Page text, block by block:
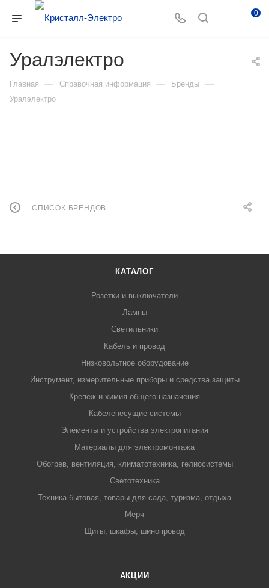
0
Уралэлектро
Главная — Справочная информация — Бренды —
Уралэлектро
СПИСОК БРЕНДОВ
КАТАЛОГ
Розетки и выключатели
Лампы
Светильники
Кабель и провод
Низковольтное оборудование
Инструмент, измерительные приборы и средства защиты
Крепеж и химия общего назначения
Кабеленесущие системы
Элементы и устройства электропитания
Материалы для электромонтажа
Обогрев, вентиляция, климатотехника, гелиосистемы
Светотехника
Техника бытовая, товары для сада, туризма, отдыха
Мерч
Щиты, шкафы, шинопровод
АКЦИИ